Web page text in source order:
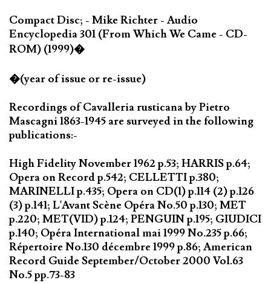
Compact Disc; - Mike Richter - Audio
Encyclopedia 301 (From Which We Came - CD-
ROM) (1999)�
�(year of issue or re-issue)
Recordings of Cavalleria rusticana by Pietro
Mascagni 1863-1945 are surveyed in the following
publications:-
High Fidelity November 1962 p.53; HARRIS p.64;
Opera on Record p.542; CELLETTI p.380;
MARINELLI p.435; Opera on CD(1) p.114 (2) p.126
(3) p.141; L'Avant Scène Opéra No.50 p.130; MET
p.220; MET(VID) p.124; PENGUIN p.195; GIUDICI
p.140; Opéra International mai 1999 No.235 p.66;
Répertoire No.130 décembre 1999 p.86; American
Record Guide September/October 2000 Vol.63
No.5 pp.73-83